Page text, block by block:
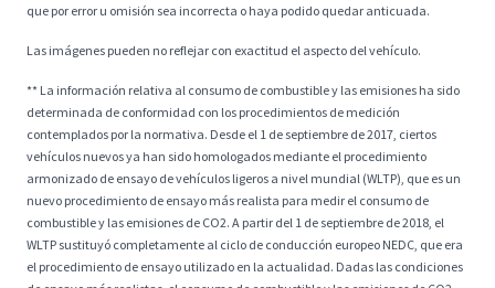
que por error u omisión sea incorrecta o haya podido quedar anticuada.
Las imágenes pueden no reflejar con exactitud el aspecto del vehículo.
** La información relativa al consumo de combustible y las emisiones ha sido
determinada de conformidad con los procedimientos de medición
contemplados por la normativa. Desde el 1 de septiembre de 2017, ciertos
vehículos nuevos ya han sido homologados mediante el procedimiento
armonizado de ensayo de vehículos ligeros a nivel mundial (WLTP), que es un
nuevo procedimiento de ensayo más realista para medir el consumo de
combustible y las emisiones de CO2. A partir del 1 de septiembre de 2018, el
WLTP sustituyó completamente al ciclo de conducción europeo NEDC, que era
el procedimiento de ensayo utilizado en la actualidad. Dadas las condiciones